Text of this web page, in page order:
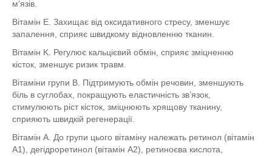
м’язів.
Вітамін E. Захищає від оксидативного стресу, зменшує
запалення, сприяє швидкому відновленню тканин.
Вітамін K. Регулює кальцієвий обмін, сприяє зміцненню
кісток, зменшує ризик травм.
Вітаміни групи B. Підтримують обмін речовин, зменшують
біль в суглобах, покращують еластичність зв’язок,
стимулюють ріст кісток, зміцнюють хрящову тканину,
сприяють швидкій регенерації.
Вітамін A. До групи цього вітаміну належать ретинол (вітамін
А1), дегідроретинол (вітамін А2), ретиноєва кислота,